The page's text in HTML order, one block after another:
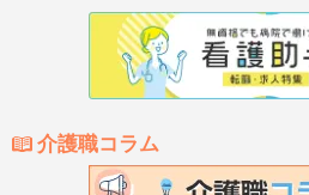
介護職コラム